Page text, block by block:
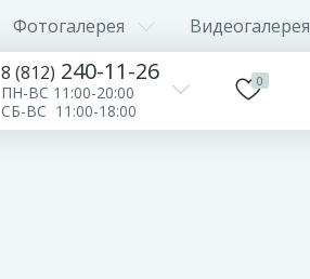
Фотогалерея Видеогалерея
8 (812) 240-11-26
ПН-ВС 11:00-20:00
СБ-ВС 11:00-18:00
0